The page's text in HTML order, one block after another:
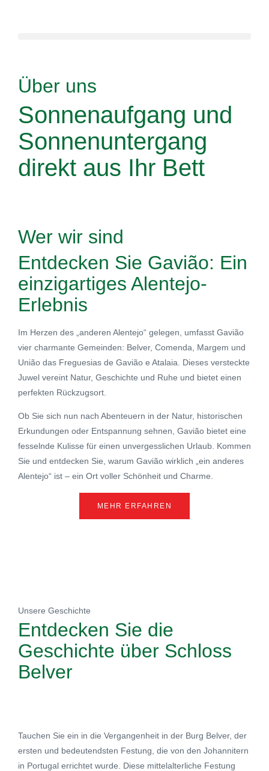
Über uns
Sonnenaufgang und
Sonnenuntergang
direkt aus Ihr Bett
Wer wir sind
Entdecken Sie Gavião: Ein
einzigartiges Alentejo-
Erlebnis
Im Herzen des „anderen Alentejo“ gelegen, umfasst Gavião
vier charmante Gemeinden: Belver, Comenda, Margem und
União das Freguesias de Gavião e Atalaia. Dieses versteckte
Juwel vereint Natur, Geschichte und Ruhe und bietet einen
perfekten Rückzugsort.
Ob Sie sich nun nach Abenteuern in der Natur, historischen
Erkundungen oder Entspannung sehnen, Gavião bietet eine
fesselnde Kulisse für einen unvergesslichen Urlaub. Kommen
Sie und entdecken Sie, warum Gavião wirklich „ein anderes
Alentejo“ ist – ein Ort voller Schönheit und Charme.
MEHR ERFAHREN
Unsere Geschichte
Entdecken Sie die
Geschichte über Schloss
Belver
Tauchen Sie ein in die Vergangenheit in der Burg Belver, der
ersten und bedeutendsten Festung, die von den Johannitern
in Portugal errichtet wurde. Diese mittelalterliche Festung